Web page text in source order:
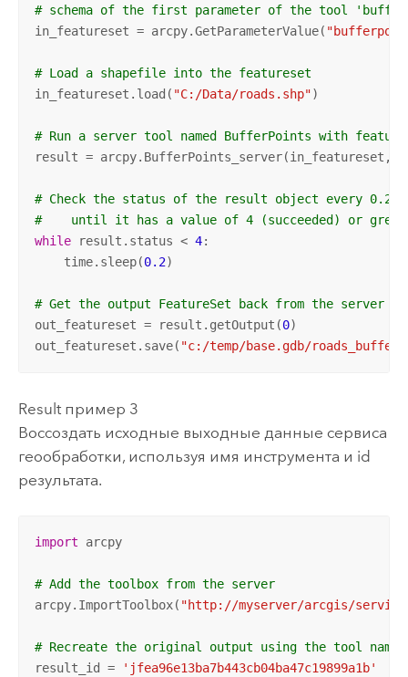
# schema of the first parameter of the tool
in_featureset = arcpy.GetParameterValue(
# Load a shapefile into the featureset
in_featureset.load( "C:/Data/roads.shp")
# Run a server tool named BufferPoints with
result = arcpy.BufferPoints_server(in_featureset,
# Check the status of the result object every 0.2
#    until it has a value of 4 (succeeded) or
while result.status < 4:
    time.sleep(
0.2)
# Get the output FeatureSet back from the server
out_featureset = result.getOutput(0)
out_featureset.save( "c:/temp/base.gdb/roads_buffer"
Result пример 3
Воссоздать исходные выходные данные сервиса
геообработки, используя имя инструмента и id
результата.
import arcpy
# Add the toolbox from the server
arcpy.ImportToolbox( "http://myserver/arcgis/
# Recreate the original output using the tool
result_id =
'jfea96e13ba7b443cb04ba47c19899a1b'